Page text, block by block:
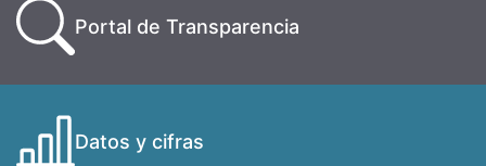
Portal de Transparencia
Datos y cifras